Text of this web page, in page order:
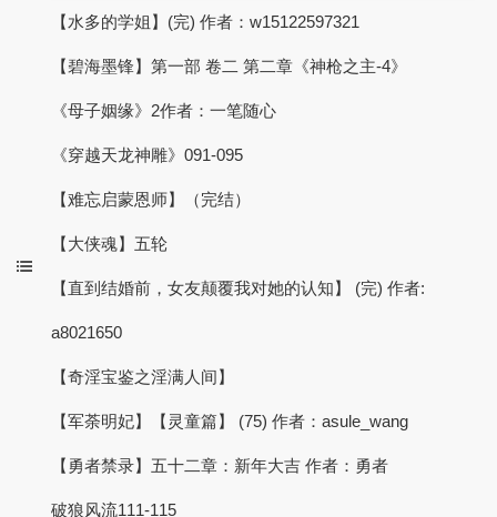
【水多的学姐】(完) 作者：w15122597321
【碧海墨锋】第一部 卷二 第二章《神枪之主-4》
《母子姻缘》2作者：一笔随心
《穿越天龙神雕》091-095
【难忘启蒙恩师】（完结）
【大侠魂】五轮
【直到结婚前，女友颠覆我对她的认知】 (完) 作者:
a8021650
【奇淫宝鉴之淫满人间】
【军荼明妃】【灵童篇】 (75) 作者：asule_wang
【勇者禁录】五十二章：新年大吉 作者：勇者
破狼风流111-115